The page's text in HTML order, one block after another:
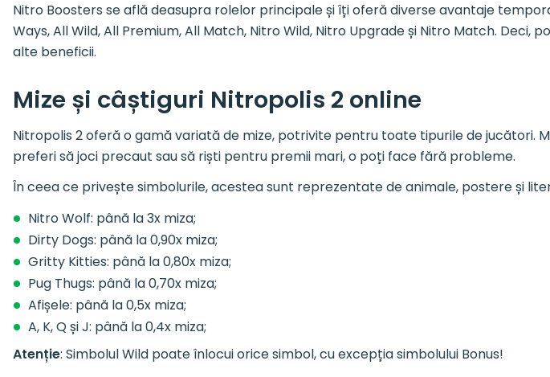
Nitro Boosters se află deasupra rolelor principale și îți oferă diverse avantaje
Ways, All Wild, All Premium, All Match, Nitro Wild, Nitro Upgrade și Nitro Match.
alte beneficii.
Mize și câștiguri Nitropolis 2 online
Nitropolis 2 oferă o gamă variată de mize, potrivite pentru toate tipurile de jucători.
preferi să joci precaut sau să riști pentru premii mari, o poți face fără probleme.
În ceea ce privește simbolurile, acestea sunt reprezentate de animale, postere și
Nitro Wolf: până la 3x miza;
Dirty Dogs: până la 0,90x miza;
Gritty Kitties: până la 0,80x miza;
Pug Thugs: până la 0,70x miza;
Afișele: până la 0,5x miza;
A, K, Q și J: până la 0,4x miza;
Atenție: Simbolul Wild poate înlocui orice simbol, cu excepția simbolului Bonus!